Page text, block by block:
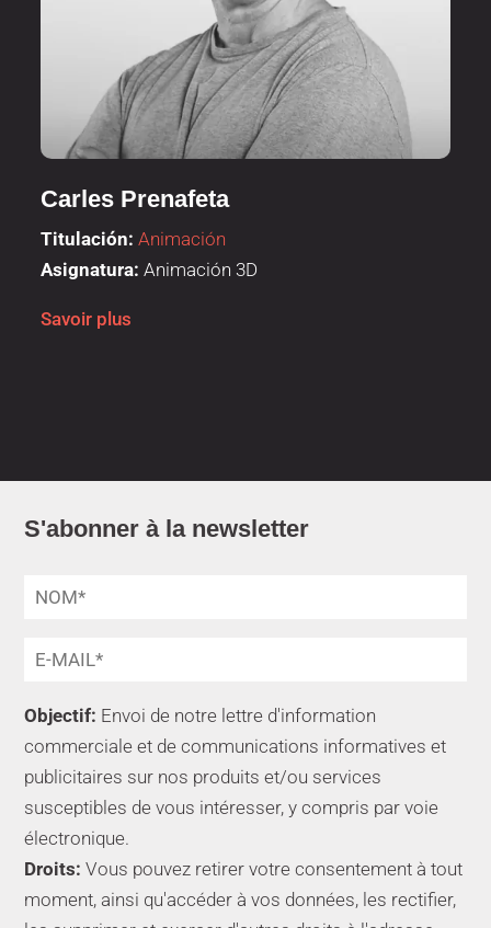
Carles Prenafeta
Titulación: Animación
Asignatura: Animación 3D
Savoir plus
S'abonner à la newsletter
Objectif: Envoi de notre lettre d'information
commerciale et de communications informatives et
publicitaires sur nos produits et/ou services
susceptibles de vous intéresser, y compris par voie
électronique.
Droits: Vous pouvez retirer votre consentement à tout
moment, ainsi qu'accéder à vos données, les rectifier,